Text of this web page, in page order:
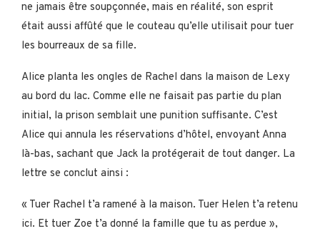
ne jamais être soupçonnée, mais en réalité, son esprit
était aussi affûté que le couteau qu’elle utilisait pour tuer
les bourreaux de sa fille.
Alice planta les ongles de Rachel dans la maison de Lexy
au bord du lac. Comme elle ne faisait pas partie du plan
initial, la prison semblait une punition suffisante. C’est
Alice qui annula les réservations d’hôtel, envoyant Anna
là-bas, sachant que Jack la protégerait de tout danger. La
lettre se conclut ainsi :
« Tuer Rachel t’a ramené à la maison. Tuer Helen t’a retenu
ici. Et tuer Zoe t’a donné la famille que tu as perdue »,